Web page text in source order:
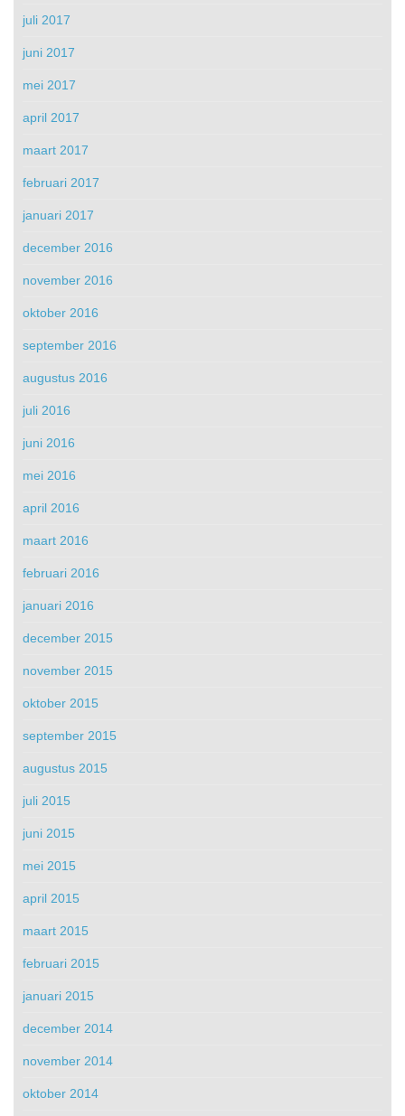
juli 2017
juni 2017
mei 2017
april 2017
maart 2017
februari 2017
januari 2017
december 2016
november 2016
oktober 2016
september 2016
augustus 2016
juli 2016
juni 2016
mei 2016
april 2016
maart 2016
februari 2016
januari 2016
december 2015
november 2015
oktober 2015
september 2015
augustus 2015
juli 2015
juni 2015
mei 2015
april 2015
maart 2015
februari 2015
januari 2015
december 2014
november 2014
oktober 2014